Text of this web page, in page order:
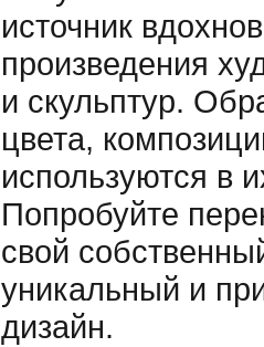
источник
произведения
и скульптур.
цвета,
используются в
Попробуйте
свой
уникальный и
дизайн.